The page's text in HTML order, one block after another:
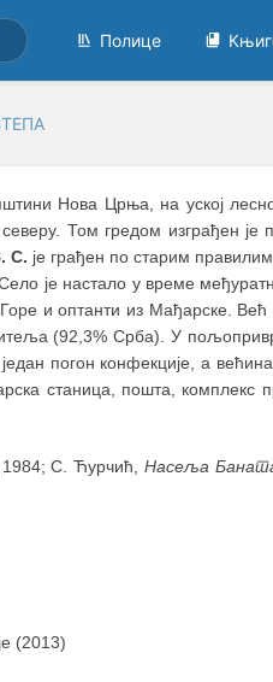
Полице
Нова Црња, на уској
северу. Том гредом изграђен
С. је грађен по старим
је настало у време
и оптанти из Мађарске.
(92,3% Срба). У
погон конфекције, а
станица, пошта,
С. Ћурчић, Насеља
(2013)